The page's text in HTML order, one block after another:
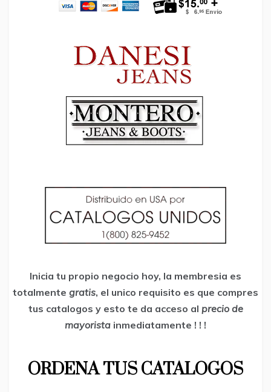
Inicia tu propio negocio hoy, la membresia es
totalmente gratis, el unico requisito es que compres
tus catalogos y esto te da acceso al precio de
mayorista inmediatamente ! ! !
ORDENA TUS CATALOGOS